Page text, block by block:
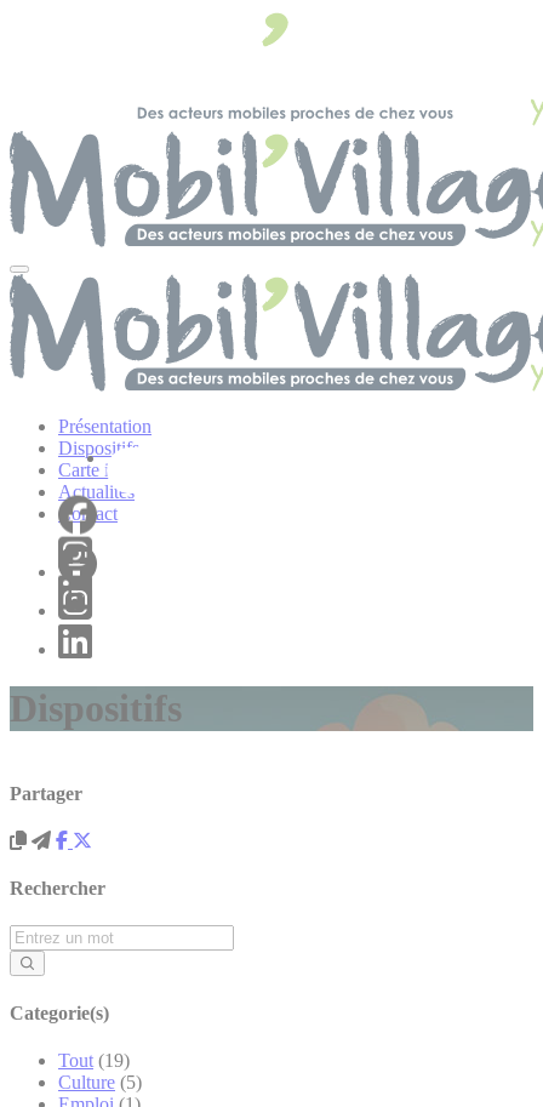
Présentation
Dispositifs
Carte interactive
Actualités
Contact
Dispositifs
Partager
Rechercher
Categorie(s)
Tout (19)
Culture (5)